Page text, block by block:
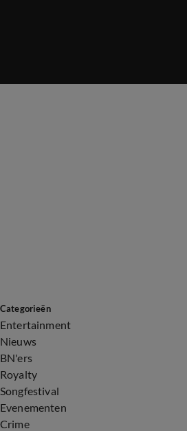
Categorieën
Entertainment
Nieuws
BN'ers
Royalty
Songfestival
Evenementen
Crime